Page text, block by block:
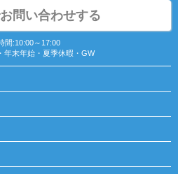
問い合わせする
間:10:00～17:00
年末年始・夏季休暇・GW